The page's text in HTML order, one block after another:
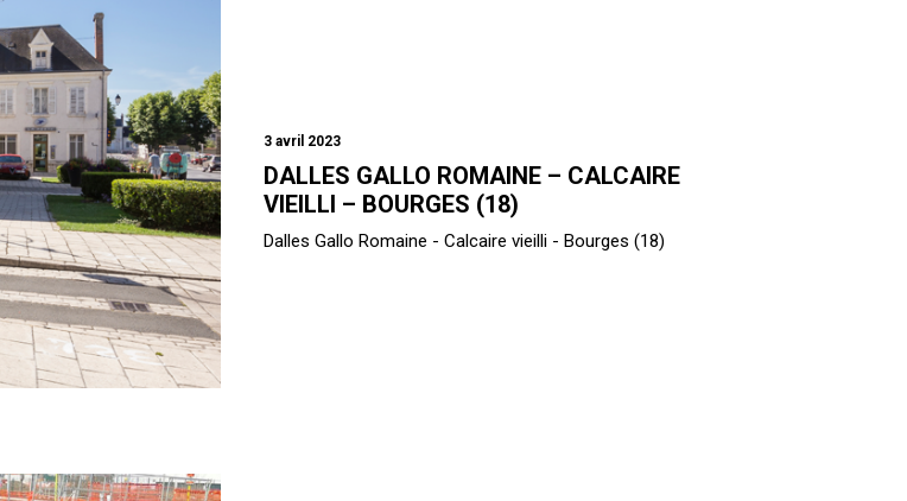
3 avril 2023
DALLES GALLO ROMAINE – CALCAIRE
VIEILLI – BOURGES (18)
Dalles Gallo Romaine - Calcaire vieilli - Bourges (18)